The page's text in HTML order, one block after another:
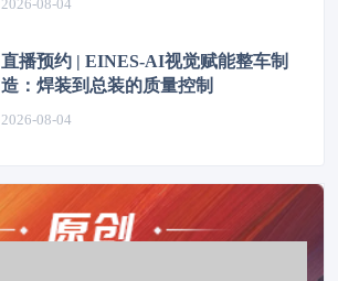
2026-08-04
直播预约 | EINES-AI视觉赋能整车制
造：焊装到总装的质量控制
2026-08-04